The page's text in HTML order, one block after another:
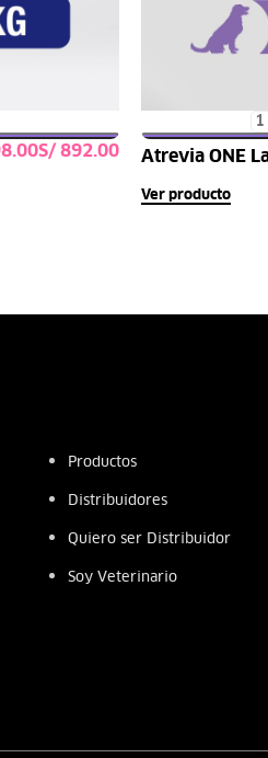
S/ Atrevia ONE
Ver producto
Productos
Distribuidores
Quiero ser Distribuidor
Soy Veterinario